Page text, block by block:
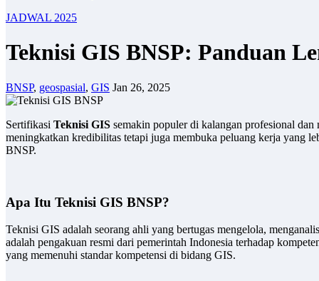
JADWAL 2025
Teknisi GIS BNSP: Panduan
BNSP, geospasial, GIS Jan 26, 2025
Sertifikasi Teknisi GIS semakin populer di kalangan profesional
meningkatkan kredibilitas tetapi juga membuka peluang kerja yang
BNSP.
Apa Itu Teknisi GIS BNSP?
Teknisi GIS adalah seorang ahli yang bertugas mengelola,
adalah pengakuan resmi dari pemerintah Indonesia terhadap
yang memenuhi standar kompetensi di bidang GIS.